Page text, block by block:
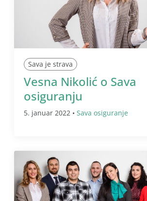
Sava je strava
Vesna Nikolić o Sava
osiguranju
5. januar 2022 • Sava osiguranje